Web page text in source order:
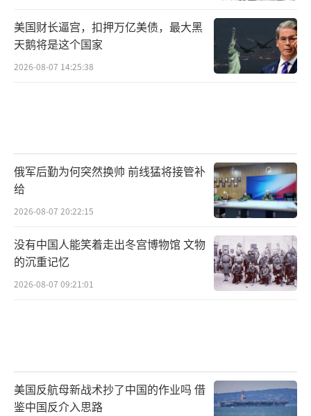
美国财长逼宫，扣押万亿美债，最大黑
天鹅将是这个国家
2026-08-07 14:25:38
俄军后勤为何突然换帅 前线猛将接管补
给
2026-08-07 20:22:15
没有中国人能笑着走出冬宫博物馆 文物
的沉重记忆
2026-08-07 09:21:01
美国反航母新战术抄了中国的作业吗 借
鉴中国反介入思路